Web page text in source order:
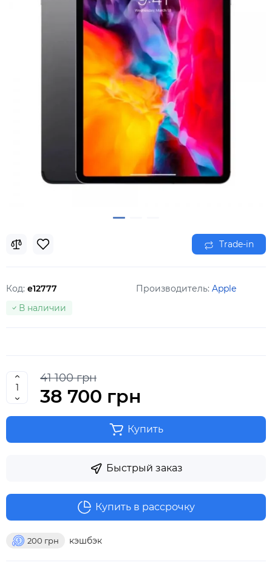
Trade-in
Код: e12777 Производитель: Apple
В наличии
41 100 грн
38 700 грн
Купить
Быстрый заказ
200 грн кэшбэк
Купить в рассрочку